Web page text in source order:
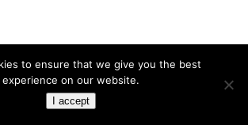
to ensure that we give you the best
experience on our website.
I accept